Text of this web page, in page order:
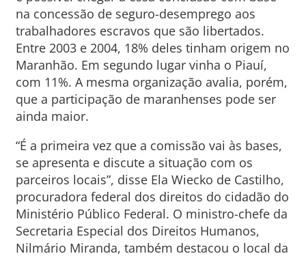
na concessão de seguro-desemprego aos
trabalhadores escravos que são libertados.
Entre 2003 e 2004, 18% deles tinham origem no
Maranhão. Em segundo lugar vinha o Piauí,
com 11%. A mesma organização avalia, porém,
que a participação de maranhenses pode ser
ainda maior.
“É a primeira vez que a comissão vai às bases,
se apresenta e discute a situação com os
parceiros locais”, disse Ela Wiecko de Castilho,
procuradora federal dos direitos do cidadão do
Ministério Público Federal. O ministro-chefe da
Secretaria Especial dos Direitos Humanos,
Nilmário Miranda, também destacou o local da